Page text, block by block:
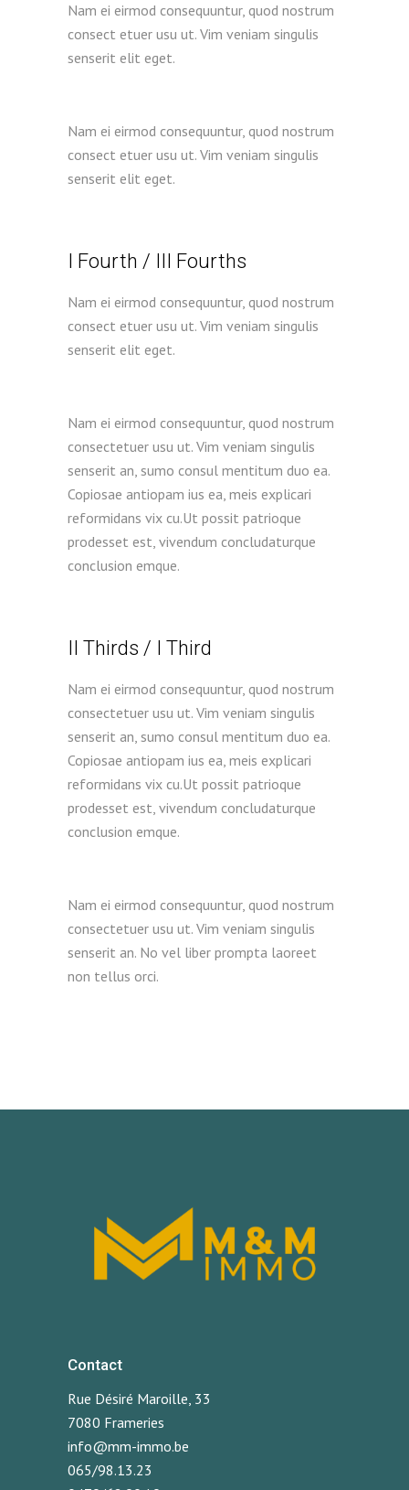
Nam ei eirmod consequuntur, quod nostrum
consect etuer usu ut. Vim veniam singulis
senserit elit eget.
Nam ei eirmod consequuntur, quod nostrum
consect etuer usu ut. Vim veniam singulis
senserit elit eget.
I Fourth / III Fourths
Nam ei eirmod consequuntur, quod nostrum
consect etuer usu ut. Vim veniam singulis
senserit elit eget.
Nam ei eirmod consequuntur, quod nostrum
consectetuer usu ut. Vim veniam singulis
senserit an, sumo consul mentitum duo ea.
Copiosae antiopam ius ea, meis explicari
reformidans vix cu.Ut possit patrioque
prodesset est, vivendum concludaturque
conclusion emque.
II Thirds / I Third
Nam ei eirmod consequuntur, quod nostrum
consectetuer usu ut. Vim veniam singulis
senserit an, sumo consul mentitum duo ea.
Copiosae antiopam ius ea, meis explicari
reformidans vix cu.Ut possit patrioque
prodesset est, vivendum concludaturque
conclusion emque.
Nam ei eirmod consequuntur, quod nostrum
consectetuer usu ut. Vim veniam singulis
senserit an. No vel liber prompta laoreet
non tellus orci.
Contact
Rue Désiré Maroille, 33
7080 Frameries
info@mm-immo.be
065/98.13.23